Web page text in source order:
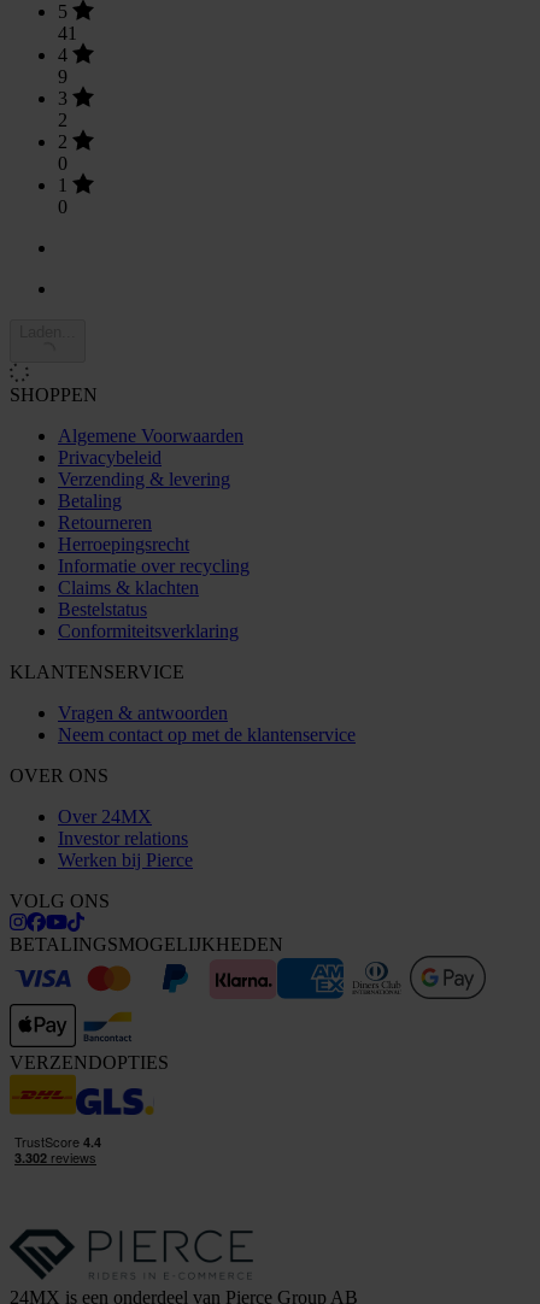
5
41
4
9
3
2
2
0
1
0
SHOPPEN
Algemene Voorwaarden
Privacybeleid
Verzending & levering
Betaling
Retourneren
Herroepingsrecht
Informatie over recycling
Claims & klachten
Bestelstatus
Conformiteitsverklaring
KLANTENSERVICE
Vragen & antwoorden
Neem contact op met de klantenservice
OVER ONS
Over 24MX
Investor relations
Werken bij Pierce
VOLG ONS
BETALINGSMOGELIJKHEDEN
VERZENDOPTIES
24MX is een onderdeel van Pierce Group AB